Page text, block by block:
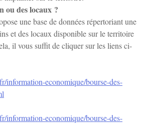
ou des locaux ?
une base de données répertoriant une
et des locaux disponible sur le territoire
il vous suffit de cliquer sur les liens ci-
information-economique/bourse-des-
information-economique/bourse-des-